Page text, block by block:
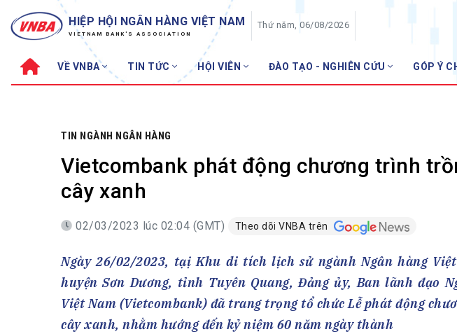
HIỆP HỘI NGÂN HÀNG VIỆT NAM
VIETNAM BANK'S ASSOCIATION
Thứ năm, 06/08/2026
VỀ VNBA TIN TỨC HỘI VIÊN ĐÀO TẠO - NGHIÊN CỨU GÓP Ý
Sơ đồ tổ chức
Hội đồng Hiệp hội
Cơ quan Thường trực
VNBA các thời kỳ
Thành tích – Giải thưởng
Bộ Chuẩn mực Đạo đức nghề nghiệp
30 năm VNBA
Bản tin Tuần VNBA
Tin ngành ngân hàng
Đào tạo
Fintech
Tài chính Tiêu dùng
TIN NGÀNH NGÂN HÀNG
Vietcombank phát động chương trình
cây xanh
02/03/2023 lúc 02:04 (GMT) Theo dõi VNBA trên
Ngày 26/02/2023, tạị Khu di tích lịch sử ngành Ngân hàng
huyện Sơn Dương, tỉnh Tuyên Quang, Đảng ủy, Ban lãnh đạo
Việt Nam (Vietcombank) đã trang trọng tổ chức Lễ phát động
cây xanh, nhằm hướng đến kỷ niệm 60 năm ngày thành